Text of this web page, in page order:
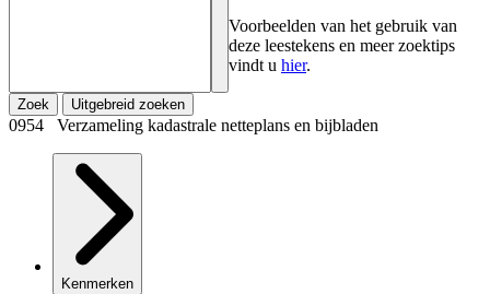
Voorbeelden van het gebruik van
deze leestekens en meer zoektips
vindt u hier.
Zoek Uitgebreid zoeken
0954 Verzameling kadastrale netteplans en bijbladen
Kenmerken